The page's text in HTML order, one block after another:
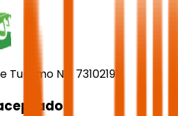
No. 73102191